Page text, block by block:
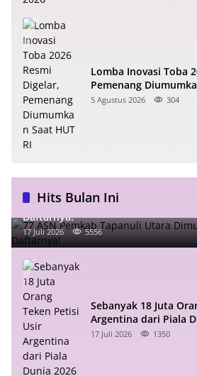
Lomba Inovasi Toba
Pemenang
5 Agustus 2026 304
Hits Bulan Ini
77 ASN Pemkab Tapanuli Utara
Daftarnya!
17 Juli 2026 5556
Sebanyak 18 Juta
Argentina dari Piala
17 Juli 2026 1350